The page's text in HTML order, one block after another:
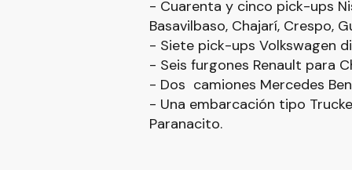
- Cuarenta y cinco pick-ups
Basavilbaso, Chajarí, Crespo,
- Siete pick-ups Volkswagen
- Seis furgones Renault para
- Dos camiones Mercedes
- Una embarcación tipo
Paranacito.